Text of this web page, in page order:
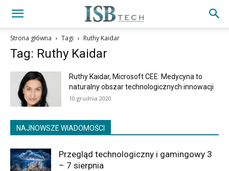
Strona główna Tagi Ruthy Kaidar
Tag: Ruthy Kaidar
Ruthy Kaidar, Microsoft CEE: Medycyna to
naturalny obszar technologicznych innowacji
10 grudnia 2020
NAJNOWSZE WIADOMOŚCI
Przegląd technologiczny i gamingowy 3
– 7 sierpnia